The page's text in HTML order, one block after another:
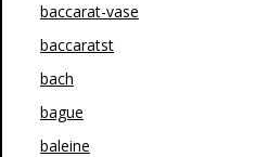
baccarat-vase
baccaratst
bach
bague
baleine